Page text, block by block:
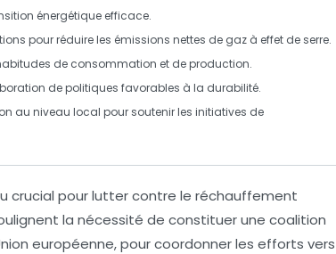
énergétique efficace.
pour réduire les émissions nettes de gaz à effet de serre.
de consommation et de production.
de politiques favorables à la durabilité.
au niveau local pour soutenir les initiatives de
crucial pour lutter contre le réchauffement
la nécessité de constituer une coalition
européenne, pour coordonner les efforts vers